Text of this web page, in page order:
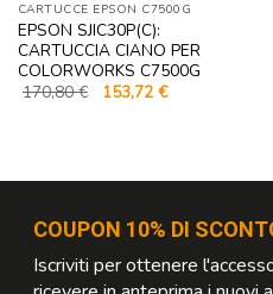
CARTUCCE EPSON C7500G
EPSON SJIC30P(C):
CARTUCCIA CIANO PER
COLORWORKS C7500G
170,80€ Il
prezzo
153,72€Il
COUPON 10% DI
Iscriviti per ottenere